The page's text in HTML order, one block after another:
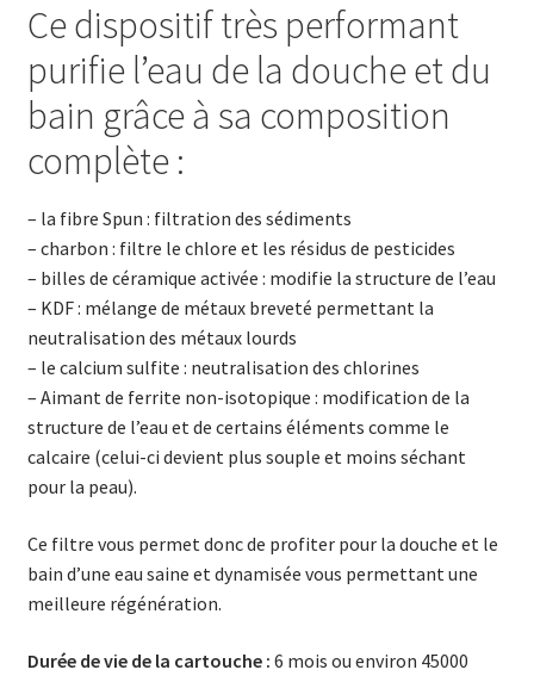
Ce dispositif très performant
purifie l’eau de la douche et du
bain grâce à sa composition
complète :
– la fibre Spun : filtration des sédiments
– charbon : filtre le chlore et les résidus de pesticides
– billes de céramique activée : modifie la structure de l’eau
– KDF : mélange de métaux breveté permettant la
neutralisation des métaux lourds
– le calcium sulfite : neutralisation des chlorines
– Aimant de ferrite non-isotopique : modification de la
structure de l’eau et de certains éléments comme le
calcaire (celui-ci devient plus souple et moins séchant
pour la peau).
Ce filtre vous permet donc de profiter pour la douche et le
bain d’une eau saine et dynamisée vous permettant une
meilleure régénération.
Durée de vie de la cartouche : 6 mois ou environ 45000